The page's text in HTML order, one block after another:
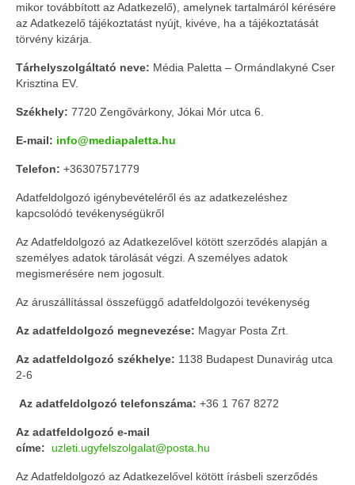
mikor továbbított az Adatkezelő), amelynek tartalmáról kérésére
az Adatkezelő tájékoztatást nyújt, kivéve, ha a tájékoztatását
törvény kizárja.
Tárhelyszolgáltató neve: Média Paletta – Ormándlakyné Cser
Krisztina EV.
Székhely: 7720 Zengővárkony, Jókai Mór utca 6.
E-mail: info@mediapaletta.hu
Telefon: +36307571779
Adatfeldolgozó igénybevételéről és az adatkezeléshez
kapcsolódó tevékenységükről
Az Adatfeldolgozó az Adatkezelővel kötött szerződés alapján a
személyes adatok tárolását végzi. A személyes adatok
megismerésére nem jogosult.
Az áruszállítással összefüggő adatfeldolgozói tevékenység
Az adatfeldolgozó megnevezése: Magyar Posta Zrt.
Az adatfeldolgozó székhelye: 1138 Budapest Dunavirág utca
2-6
Az adatfeldolgozó telefonszáma: +36 1 767 8272
Az adatfeldolgozó e-mail
címe: uzleti.ugyfelszolgalat@posta.hu
Az Adatfeldolgozó az Adatkezelővel kötött írásbeli szerződés